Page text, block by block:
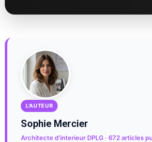
L'AUTEUR
Sophie Mercier
Architecte d'interieur DPLG · 672 articles